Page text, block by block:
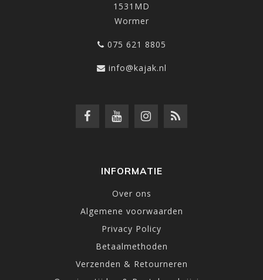
1531MD
Wormer
075 621 8805
info@kajak.nl
INFORMATIE
Over ons
Algemene voorwaarden
Privacy Policy
Betaalmethoden
Verzenden & Retourneren